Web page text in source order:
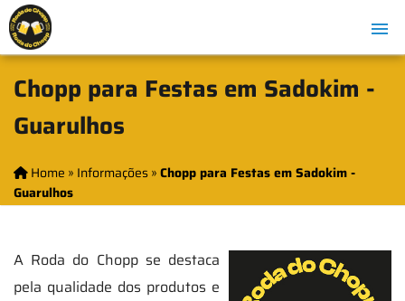
Chopp para Festas em Sadokim -
Guarulhos
Home » Informações»Chopp para Festas em Sadokim -
Guarulhos
A Roda do Chopp se destaca
pela qualidade dos produtos e